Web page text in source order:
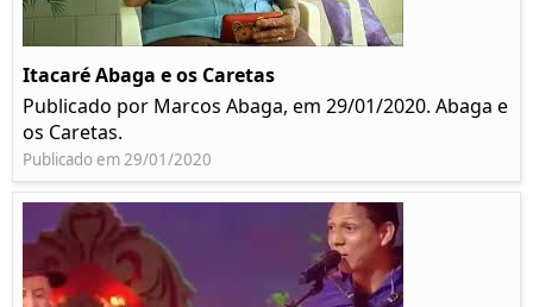
Itacaré Abaga e os Caretas
Publicado por Marcos Abaga, em 29/01/2020. Abaga e
os Caretas.
Publicado em 29/01/2020